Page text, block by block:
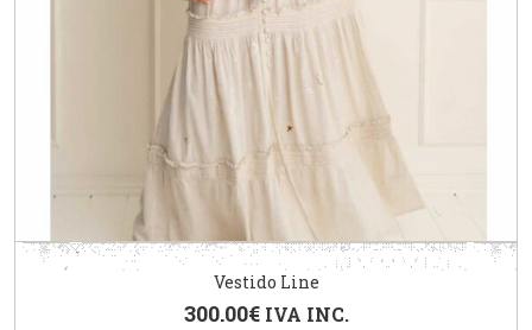
Vestido Line
300.00€ IVA INC.